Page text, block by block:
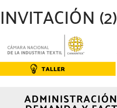
INVITACIÓN (2)